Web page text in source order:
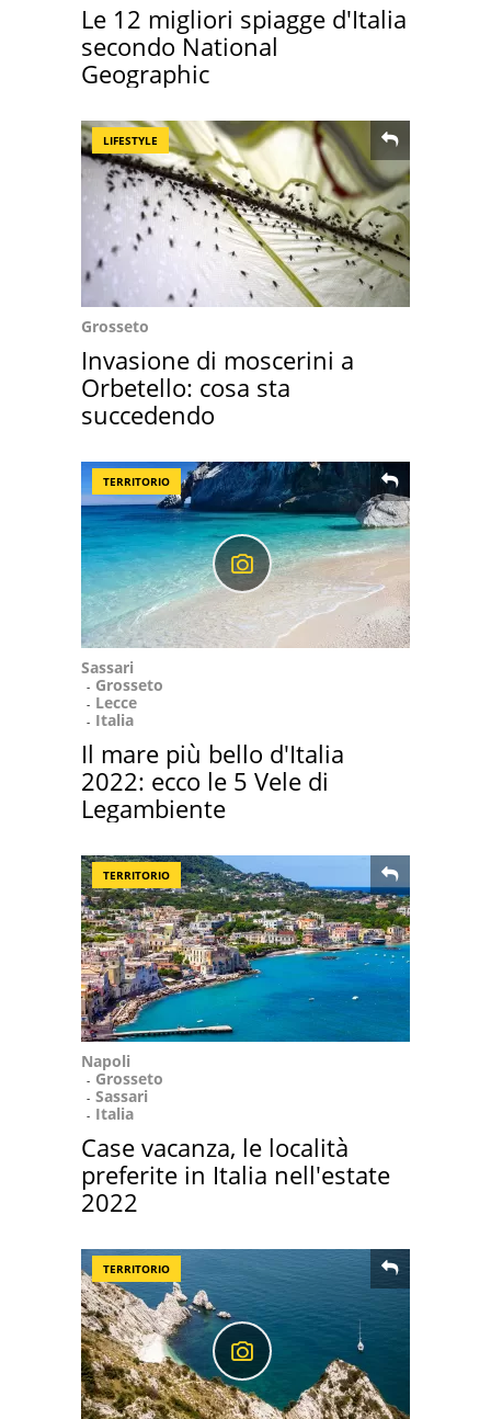
Le 12 migliori spiagge d'Italia
secondo National
Geographic
LIFESTYLE
Grosseto
Invasione di moscerini a
Orbetello: cosa sta
succedendo
TERRITORIO
Sassari
Grosseto
Lecce
Italia
Il mare più bello d'Italia
2022: ecco le 5 Vele di
Legambiente
TERRITORIO
Napoli
Grosseto
Sassari
Italia
Case vacanza, le località
preferite in Italia nell'estate
2022
TERRITORIO